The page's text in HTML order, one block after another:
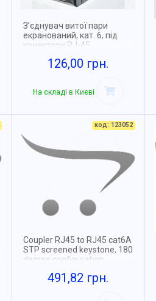
З’єднувач витої пари
екранований, кат. 6, під
конектори RJ-45
126,00 грн.
На складі в Києві
код: 123052
Coupler RJ45 to RJ45 cat6A
STP screened keystone, 180
degree configuration
491,82 грн.